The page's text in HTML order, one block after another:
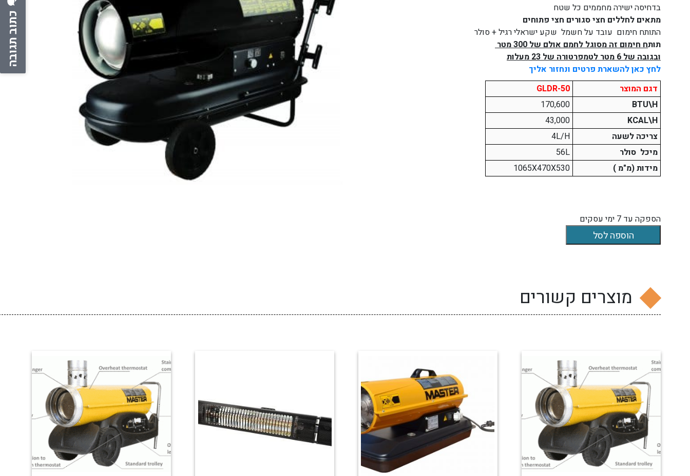
כתוב תגובה
בדחיסה ישירה מחממים כל שטח
מתאים לחללים חצי סגורים חצי פתוחים
התותח חימום עובד על חשמל שקע ישראלי רגיל + סולר
תותח חימום זה מסוגל לחמם אולם של 300 מטר
ובגובה של 6 מטר לטמפרטורה של 23 מעלות
לחץ כאן להשארת פרטים ונחזור אליך
דגם המוצר
GLDR-50
BTU\H
170,600
KCAL\H
43,000
צריכה לשעה
4L/H
מיכל סולר
L
56
מידות (מ"מ )
1065X470X530
הספקה עד 7 ימי עסקים
הוספה לסל
מוצרים קשורים